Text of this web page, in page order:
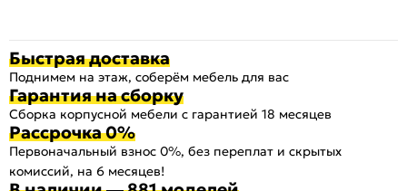
Быстрая доставка
Поднимем на этаж, соберём мебель для вас
Гарантия на сборку
Сборка корпусной мебели с гарантией 18 месяцев
Рассрочка 0%
Первоначальный взнос 0%, без переплат и скрытых
комиссий, на 6 месяцев!